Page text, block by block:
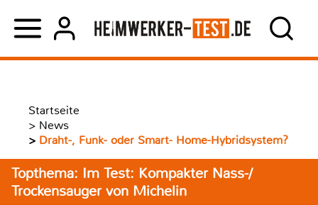
Startseite
> News
> Draht-, Funk- oder Smart- Home-Hybridsystem?
Topthema: Im Test: Kompakter Nass-/
Trockensauger von Michelin